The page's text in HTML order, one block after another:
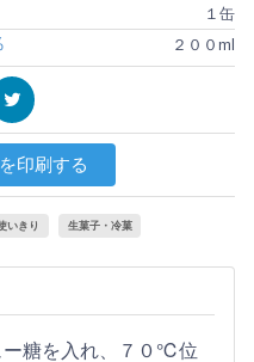
１缶
２００ml
印刷する
いきり 生菓子・冷菓
ー糖を入れ、７０℃位